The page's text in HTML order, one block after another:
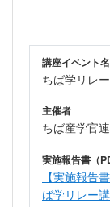
講座イベント名
ちば学リレ
主催者
ちば産学官
実施報告書（
【実施報告
ば学リレー